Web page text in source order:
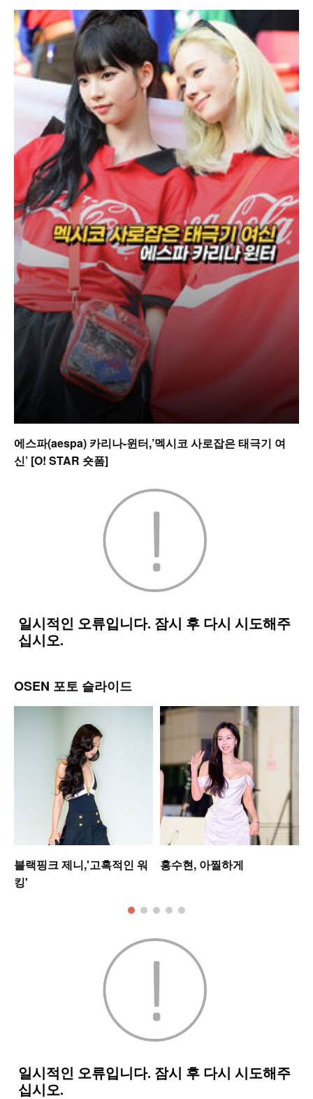
에스파(aespa) 카리나-윈터,’멕시코 사로잡은 태극기 여
신’ [O! STAR 숏폼]
OSEN 포토 슬라이드
블랙핑크 제니,'고혹적인 워
킹'
홍수현, 아찔하게